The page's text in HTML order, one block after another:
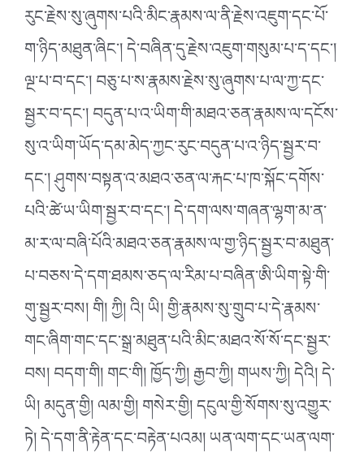
རུང་རྗེས་སུ་ཞུགས་པའི་མིང་རྣམས་ལ་ནི་རྗེས་འཇུག་དང་པོ་
ག་ཉིད་མཐུན་ཞིང་། དེ་བཞིན་དུ་རྗེས་འཇུག་གསུམ་པ་ད་དང་།
ལྔ་པ་བ་དང་། བཅུ་པ་ས་རྣམས་རྗེས་སུ་ཞུགས་པ་ལ་ཀྱ་དང་
སྦྱར་བ་དང་། བདུན་པ་འ་ཡིག་གི་མཐའ་ཅན་རྣམས་ལ་དངོས་
སུ་འ་ཡིག་ཡོད་དམ་མེད་ཀྱང་རུང་བདུན་པ་འ་ཉིད་སྦྱར་བ་
དང་། ཤུགས་བསྟན་འ་མཐའ་ཅན་ལ་རྐང་པ་ཁ་སྐོང་དགོས་
པའི་ཚེ་ཡ་ཡིག་སྦྱར་བ་དང་། དེ་དག་ལས་གཞན་ལྷག་མ་ན་
མ་ར་ལ་བཞི་པོའི་མཐའ་ཅན་རྣམས་ལ་གྱ་ཉིད་སྦྱར་བ་མཐུན་
པ་བཅས་དེ་དག་ཐམས་ཅད་ལ་རིམ་པ་བཞིན་ཨི་ཡིག་སྟེ་གི་
གུ་སྦྱར་བས། གི། ཀྱི། འི། ཡི། གྱི་རྣམས་སུ་གྲུབ་པ་དེ་རྣམས་
གང་ཞིག་གང་དང་སྒྲ་མཐུན་པའི་མིང་མཐའ་སོ་སོ་དང་སྦྱར་
བས། བདག་གི། གང་གི། ཁྱོད་ཀྱི། རྒྱབ་ཀྱི། གཡས་ཀྱི། དེའི། དེ་
ཡི། མདུན་གྱི། ལམ་གྱི། གསེར་གྱི། དངུལ་གྱི་སོགས་སུ་འགྱུར་
ཏེ། དེ་དག་ནི་རྟེན་དང་བརྟེན་པའམ། ཡན་ལག་དང་ཡན་ལག་